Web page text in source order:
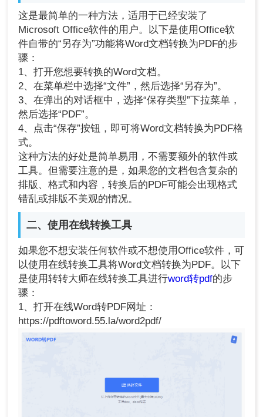
这是最简单的一种方法，适用于已经安装了
Microsoft Office软件的用户。以下是使用Office软
件自带的“另存为”功能将Word文档转换为PDF的步
骤：
1、打开您想要转换的Word文档。
2、在菜单栏中选择“文件”，然后选择“另存为”。
3、在弹出的对话框中，选择“保存类型”下拉菜单，
然后选择“PDF”。
4、点击“保存”按钮，即可将Word文档转换为PDF格
式。
这种方法的好处是简单易用，不需要额外的软件或
工具。但需要注意的是，如果您的文档包含复杂的
排版、格式和内容，转换后的PDF可能会出现格式
错乱或排版不美观的情况。
二、使用在线转换工具
如果您不想安装任何软件或不想使用Office软件，可
以使用在线转换工具将Word文档转换为PDF。以下
是使用转转大师在线转换工具进行word转pdf的步
骤：
1、打开在线Word转PDF网址：
https://pdftoword.55.la/word2pdf/